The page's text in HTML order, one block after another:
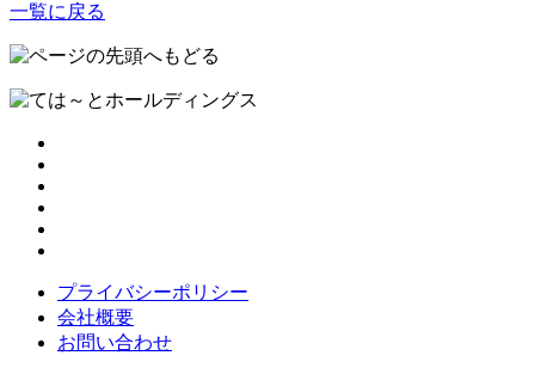
一覧に戻る
プライバシーポリシー
会社概要
お問い合わせ